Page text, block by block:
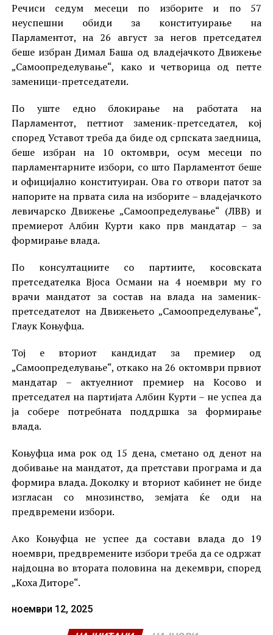
Речиси седум месеци по изборите и по 57
неуспешни обиди за конституирање на
Парламентот, на 26 август за негов претседател
беше избран Димал Баша од владејачкото Движење
„Самоопределување“, како и четворица од петте
заменици-претседатели.
По уште едно блокирање на работата на
Парламентот, петтиот заменик-претседател, кој
според Уставот треба да биде од српската заедница,
беше избран на 10 октомври, осум месеци по
парламентарните избори, со што Парламентот беше
и официјално конституиран. Ова го отвори патот за
напорите на првата сила на изборите – владејачкото
левичарско Движење „Самоопределување“ (ЛВВ) и
премиерот Албин Курти како прв мандатар – за
формирање влада.
По консултациите со партиите, косовската
претседателка Вјоса Османи на 4 ноември му го
врачи мандатот за состав на влада на заменик-
претседателот на Движењето „Самоопределување“,
Глаук Коњуфца.
Тој е вториот кандидат за премиер од
„Самоопределување“, откако на 26 октомври првиот
мандатар – актуелниот премиер на Косово и
претседател на партијата Албин Курти – не успеа да
ја собере потребната поддршка за формирање
влада.
Коњуфца има рок од 15 дена, сметано од денот на
добивање на мандатот, да претстави програма и да
формира влада. Доколку и вториот кабинет не биде
изгласан со мнозинство, земјата ќе оди на
предвремени избори.
Ако Коњуфца не успее да состави влада до 19
ноември, предвремените избори треба да се одржат
најдоцна во втората половина на декември, според
„Коха Диторе“.
ноември 12, 2025